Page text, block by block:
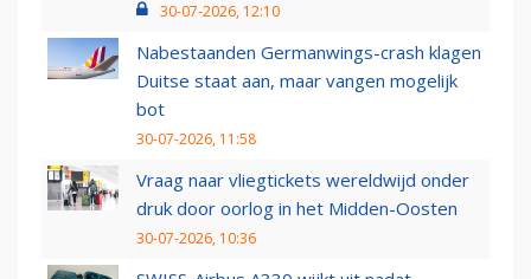
30-07-2026, 12:10
Nabestaanden Germanwings-crash klagen
Duitse staat aan, maar vangen mogelijk
bot
30-07-2026, 11:58
Vraag naar vliegtickets wereldwijd onder
druk door oorlog in het Midden-Oosten
30-07-2026, 10:36